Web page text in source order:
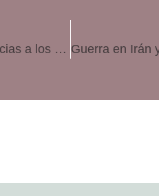
«Mamá, ¿vamos a tener una guerra?» Cómo explicar las noticias a los hijos